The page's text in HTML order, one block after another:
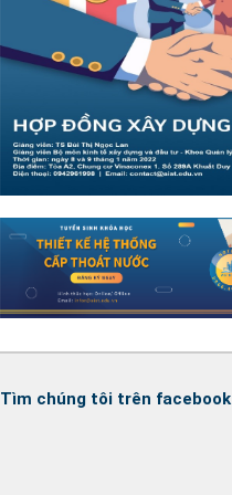
Tìm chúng tôi trên facebook